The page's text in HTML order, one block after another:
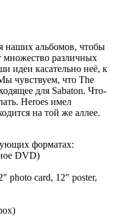
наших альбомов, чтобы
множество различных
идеи касательно неё, к
чувствуем, что The
для Sabaton. Что-
Heroes имел
на той же аллее.
форматах:
DVD)
photo card, 12″ poster,